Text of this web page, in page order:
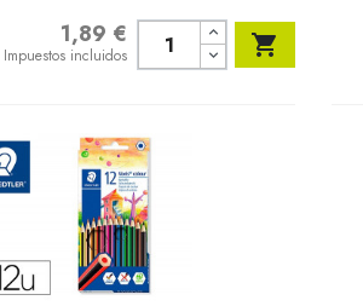
1,89 €
Impuestos incluidos 